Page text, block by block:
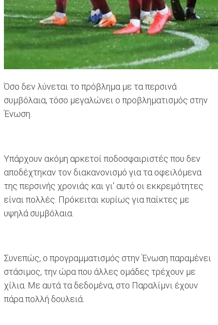
Όσο δεν λύνεται το πρόβλημα με τα περσινά
συμβόλαια, τόσο μεγαλώνει ο προβληματισμός στην
Ένωση.
Υπάρχουν ακόμη αρκετοί ποδοσφαιριστές που δεν
αποδέχτηκαν τον διακανονισμό για τα οφειλόμενα
της περσινής χρονιάς και γι' αυτό οι εκκρεμότητες
είναι πολλές. Πρόκειται κυρίως για παίκτες με
υψηλά συμβόλαια.
Συνεπώς, ο προγραμματισμός στην Ένωση παραμένει
στάσιμος, την ώρα που άλλες ομάδες τρέχουν με
χίλια. Με αυτά τα δεδομένα, στο Παραλίμνι έχουν
πάρα πολλή δουλειά.